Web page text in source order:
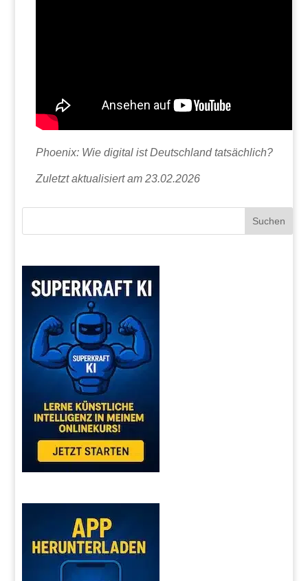
Phoenix: Wie digital ist Deutschland tatsächlich?
Zuletzt aktualisiert am 23.02.2026